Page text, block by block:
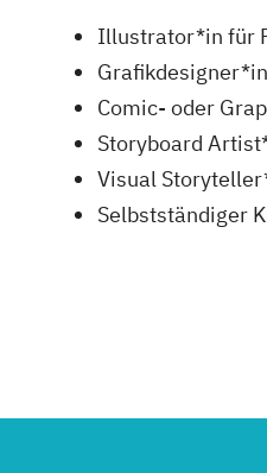
Illustrator*in für
Grafikdesigner*in
Comic- oder
Storyboard
Visual
Selbstständiger